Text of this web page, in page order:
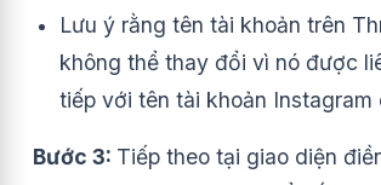
Lưu ý rằng tên tài khoản trên
không thể thay đổi vì nó được
tiếp với tên tài khoản Instagram
Bước 3: Tiếp theo tại giao diện